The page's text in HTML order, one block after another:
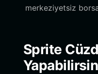
merkeziyetsiz
Sprite